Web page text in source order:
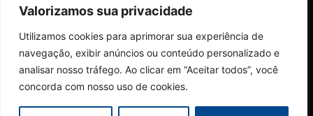
Valorizamos sua privacidade
Utilizamos cookies para aprimorar sua experiência de
navegação, exibir anúncios ou conteúdo personalizado e
analisar nosso tráfego. Ao clicar em “Aceitar todos”, você
concorda com nosso uso de cookies.
Sobre NósEdições da RevistaComo AnunciarContato
Políticas de Privacidade